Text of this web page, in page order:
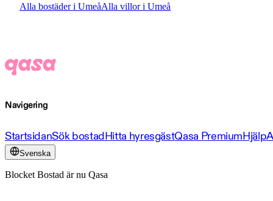
Alla bostäder i UmeåAlla villor i Umeå
Navigering
StartsidanSök bostadHitta hyresgästQasa PremiumHjälp
Svenska
Blocket Bostad är nu Qasa